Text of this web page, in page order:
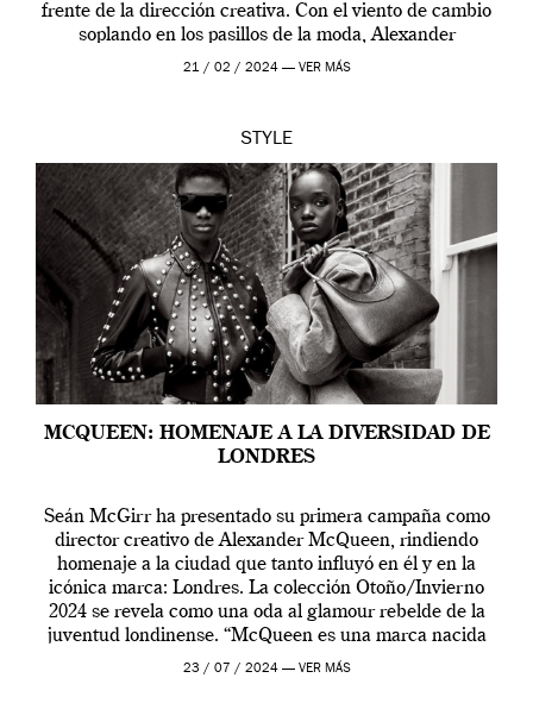
frente de la dirección creativa. Con el viento de cambio
soplando en los pasillos de la moda, Alexander
McQueen se prepara para una […]
21 / 02 / 2024 — VER MÁS
STYLE
MCQUEEN: HOMENAJE A LA DIVERSIDAD DE
LONDRES
Seán McGirr ha presentado su primera campaña como
director creativo de Alexander McQueen, rindiendo
homenaje a la ciudad que tanto influyó en él y en la
icónica marca: Londres. La colección Otoño/Invierno
2024 se revela como una oda al glamour rebelde de la
juventud londinense. “McQueen es una marca nacida
en Londres y siempre ha […]
23 / 07 / 2024 — VER MÁS